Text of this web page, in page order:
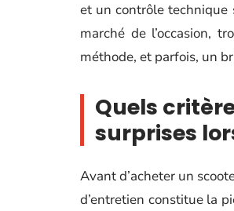
et un contrôle technique
marché de l’occasion,
méthode, et parfois, un
Quels
surprises
Avant d’acheter un
d’entretien constitue la